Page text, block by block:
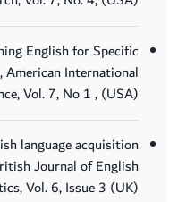
English for Specific
International
Vol. 7, No 1 , (USA)
language acquisition
Journal of English
Vol. 6, Issue 3 (UK)